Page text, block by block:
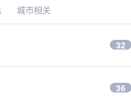
城市相关
32
36